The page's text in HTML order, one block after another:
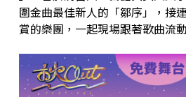
圍金曲最佳新人的「鄒序」，接
賞的樂團，一起現場跟著歌曲流